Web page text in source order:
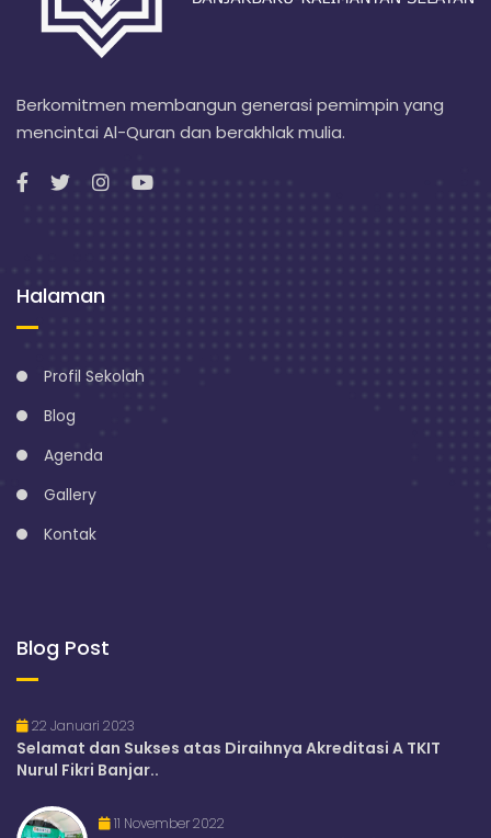
Berkomitmen membangun generasi pemimpin yang
mencintai Al-Quran dan berakhlak mulia.
Halaman
Profil Sekolah
Blog
Agenda
Gallery
Kontak
Blog Post
22 Januari 2023
Selamat dan Sukses atas Diraihnya Akreditasi A TKIT
Nurul Fikri Banjar..
11 November 2022